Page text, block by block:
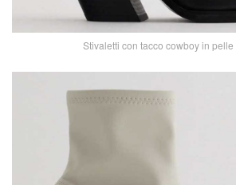
Stivaletti con tacco cowboy in pelle